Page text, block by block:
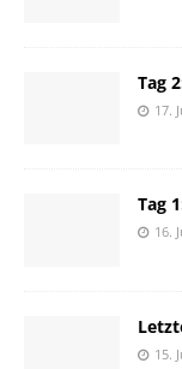
Tag
17.
Tag
16.
15.